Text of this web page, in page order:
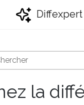
Diffexpert
la